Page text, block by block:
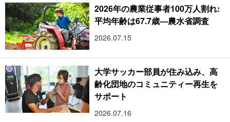
2026年の農業従事者100万人割れ:
平均年齢は67.7歳―農水省調査
2026.07.15
大学サッカー部員が住み込み、高
齢化団地のコミュニティー再生を
サポート
2026.07.16